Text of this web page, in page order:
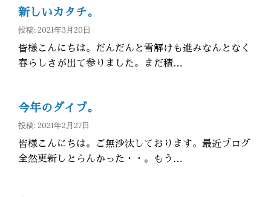
新しいカタチ。
投稿: 2021年3月20日
皆様こんにちは。だんだんと雪解けも進みなんとなく
春らしさが出て参りました。まだ積…
今年のダイブ。
投稿: 2021年2月27日
皆様こんにちは。ご無沙汰しております。最近ブログ
全然更新しとらんかった・・。もう…